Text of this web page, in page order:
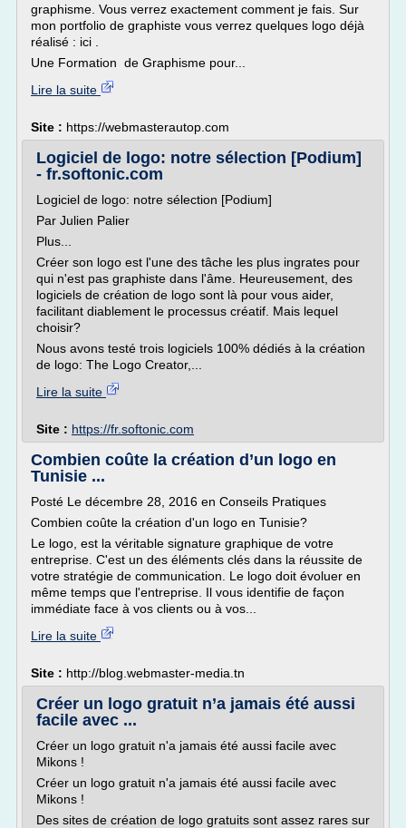
graphisme. Vous verrez exactement comment je fais. Sur
mon portfolio de graphiste vous verrez quelques logo déjà
réalisé : ici .
Une Formation de Graphisme pour...
Lire la suite
Site : https://webmasterautop.com
Logiciel de logo: notre sélection [Podium]
- fr.softonic.com
Logiciel de logo: notre sélection [Podium]
Par Julien Palier
Plus...
Créer son logo est l'une des tâche les plus ingrates pour
qui n'est pas graphiste dans l'âme. Heureusement, des
logiciels de création de logo sont là pour vous aider,
facilitant diablement le processus créatif. Mais lequel
choisir?
Nous avons testé trois logiciels 100% dédiés à la création
de logo: The Logo Creator,...
Lire la suite
Site : https://fr.softonic.com
Combien coûte la création d’un logo en
Tunisie ...
Posté Le décembre 28, 2016 en Conseils Pratiques
Combien coûte la création d'un logo en Tunisie?
Le logo, est la véritable signature graphique de votre
entreprise. C'est un des éléments clés dans la réussite de
votre stratégie de communication. Le logo doit évoluer en
même temps que l'entreprise. Il vous identifie de façon
immédiate face à vos clients ou à vos...
Lire la suite
Site : http://blog.webmaster-media.tn
Créer un logo gratuit n’a jamais été aussi
facile avec ...
Créer un logo gratuit n'a jamais été aussi facile avec
Mikons !
Créer un logo gratuit n'a jamais été aussi facile avec
Mikons !
Des sites de création de logo gratuits sont assez rares sur